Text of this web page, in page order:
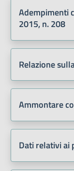
Adempimenti
2015, n. 208
Relazione
Ammontare
Dati relativi ai